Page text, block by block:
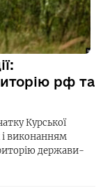
рф та
Курської
і виконанням
держави-